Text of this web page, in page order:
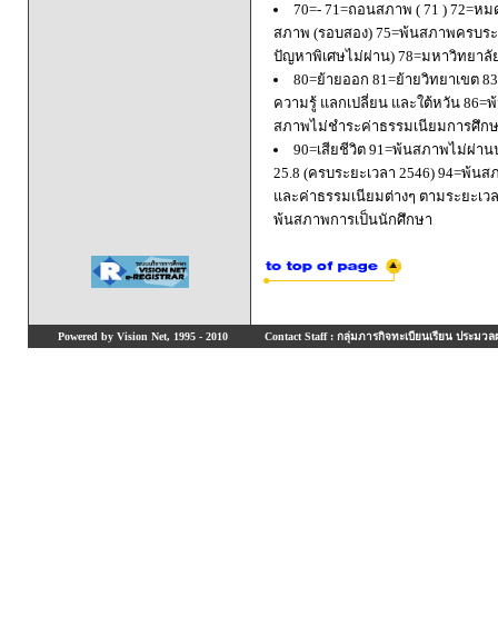
70=- 71=ถอนสภาพ ( 71 ) 72=
สภาพ (รอบสอง) 75=พ้นสภาพครบ
ปัญหาพิเศษไม่ผ่าน) 78=มหาวิทยา
80=ย้ายออก 81=ย้ายวิทยาเขต
ความรู้ แลกเปลี่ยน และใต้หวัน
สภาพไม่ชำระค่าธรรมเนียมการศึก
90=เสียชีวิต 91=พ้นสภาพไม่ผ่า
25.8 (ครบระยะเวลา 2546) 94=พ้
และค่าธรรมเนียมต่างๆ ตามระยะเ
พ้นสภาพการเป็นนักศึกษา
Powered by Vision Net, 1995 - 2010 Contact Staff : กลุ่มภารกิจทะเบียนเรียน ประมวล